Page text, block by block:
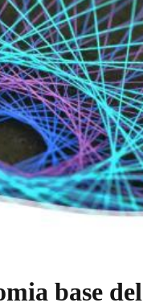
base del